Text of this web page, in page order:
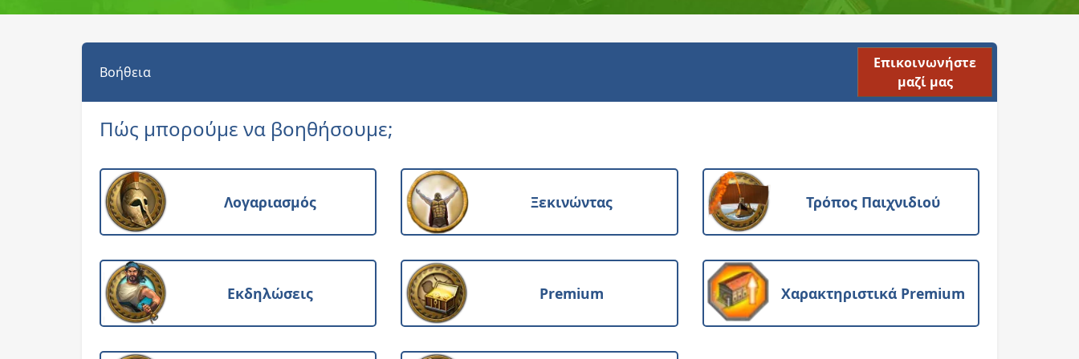
Βοήθεια
Επικοινωνήστε
μαζί μας
Πώς μπορούμε να βοηθήσουμε;
Λογαριασμός Ξεκινώντας Τρόπος Παιχνιδιού
Εκδηλώσεις Premium Χαρακτηριστικά Premium